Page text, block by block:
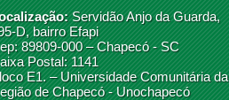
Servidão Anjo da Guarda,
D, bairro Efapi
89809-000 – Chapecó - SC
Postal: 1141
E1. – Universidade Comunitária da
de Chapecó - Unochapecó